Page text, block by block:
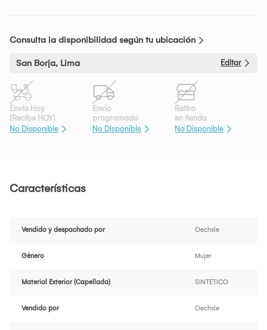
Consulta la disponibilidad según tu ubicación
San Borja, Lima Editar
Envío Hoy
(Recibe HOY)
No Disponible
Envío
programado
No Disponible
Retiro
en tienda
No Disponible
Características
Vendido y despachado por Oechsle
Género Mujer
Material Exterior (Capellada) SINTÉTICO
Vendido por Oechsle